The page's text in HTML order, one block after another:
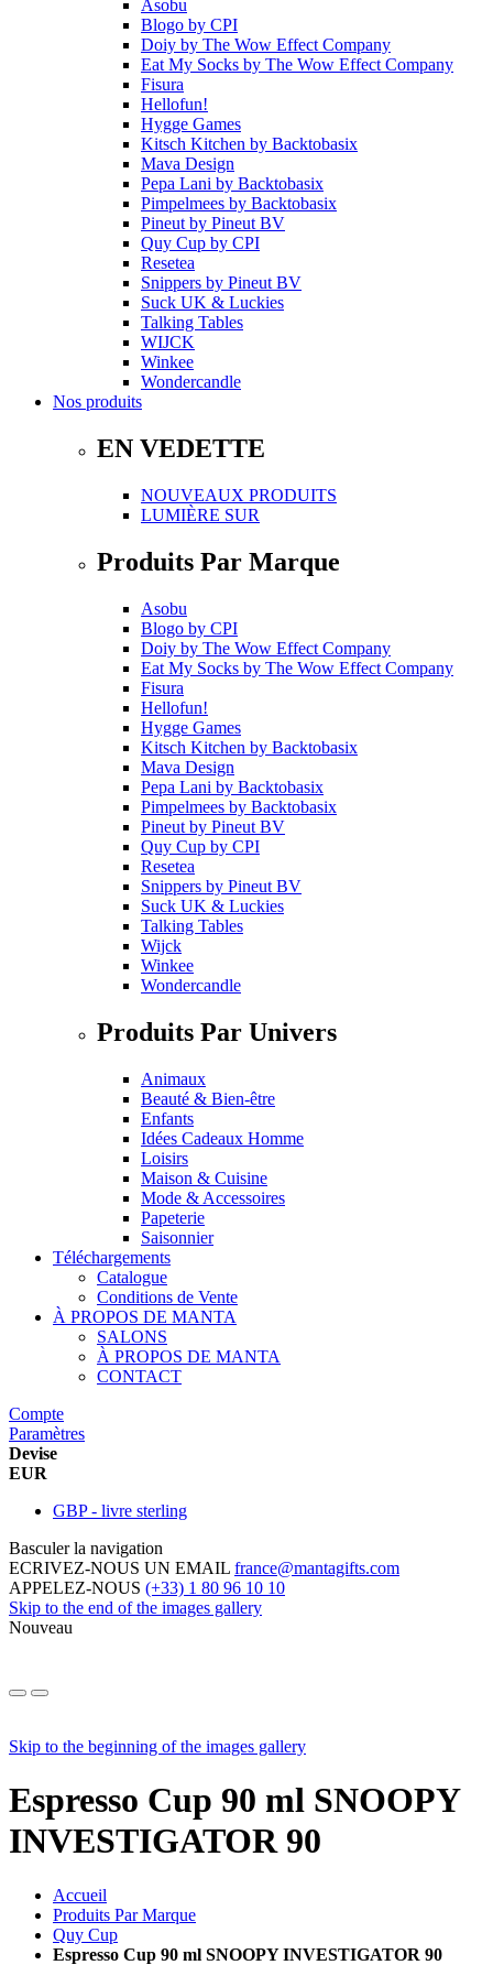
Asobu
Blogo by CPI
Doiy by The Wow Effect Company
Eat My Socks by The Wow Effect Company
Fisura
Hellofun!
Hygge Games
Kitsch Kitchen by Backtobasix
Mava Design
Pepa Lani by Backtobasix
Pimpelmees by Backtobasix
Pineut by Pineut BV
Quy Cup by CPI
Resetea
Snippers by Pineut BV
Suck UK & Luckies
Talking Tables
WIJCK
Winkee
Wondercandle
Nos produits
EN VEDETTE
NOUVEAUX PRODUITS
LUMIÈRE SUR
Produits Par Marque
Asobu
Blogo by CPI
Doiy by The Wow Effect Company
Eat My Socks by The Wow Effect Company
Fisura
Hellofun!
Hygge Games
Kitsch Kitchen by Backtobasix
Mava Design
Pepa Lani by Backtobasix
Pimpelmees by Backtobasix
Pineut by Pineut BV
Quy Cup by CPI
Resetea
Snippers by Pineut BV
Suck UK & Luckies
Talking Tables
Wijck
Winkee
Wondercandle
Produits Par Univers
Animaux
Beauté & Bien-être
Enfants
Idées Cadeaux Homme
Loisirs
Maison & Cuisine
Mode & Accessoires
Papeterie
Saisonnier
Téléchargements
Catalogue
Conditions de Vente
À PROPOS DE MANTA
SALONS
À PROPOS DE MANTA
CONTACT
Compte
Paramètres
Devise
EUR
GBP - livre sterling
Basculer la navigation
ECRIVEZ-NOUS UN EMAIL france@mantagifts.com
APPELEZ-NOUS (+33) 1 80 96 10 10
Skip to the end of the images gallery
Nouveau
Skip to the beginning of the images gallery
Espresso Cup 90 ml SNOOPY
INVESTIGATOR 90
Accueil
Produits Par Marque
Quy Cup
Espresso Cup 90 ml SNOOPY INVESTIGATOR 90